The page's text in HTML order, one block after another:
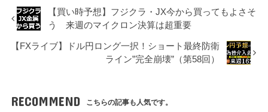
【買い時予想】フジクラ・JX今から買ってもよさそ
う 来週のマイクロン決算は超重要
【FXライブ】ドル円ロング一択！ショート最終防衛
ライン”完全崩壊”（第58回）
RECOMMEND こちらの記事も人気です。